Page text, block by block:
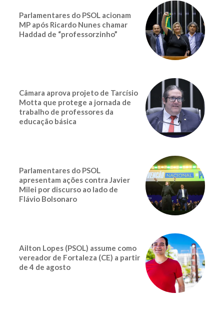
Parlamentares do PSOL acionam
MP após Ricardo Nunes chamar
Haddad de “professorzinho”
Câmara aprova projeto de Tarcísio
Motta que protege a jornada de
trabalho de professores da
educação básica
Parlamentares do PSOL
apresentam ações contra Javier
Milei por discurso ao lado de
Flávio Bolsonaro
Ailton Lopes (PSOL) assume como
vereador de Fortaleza (CE) a partir
de 4 de agosto